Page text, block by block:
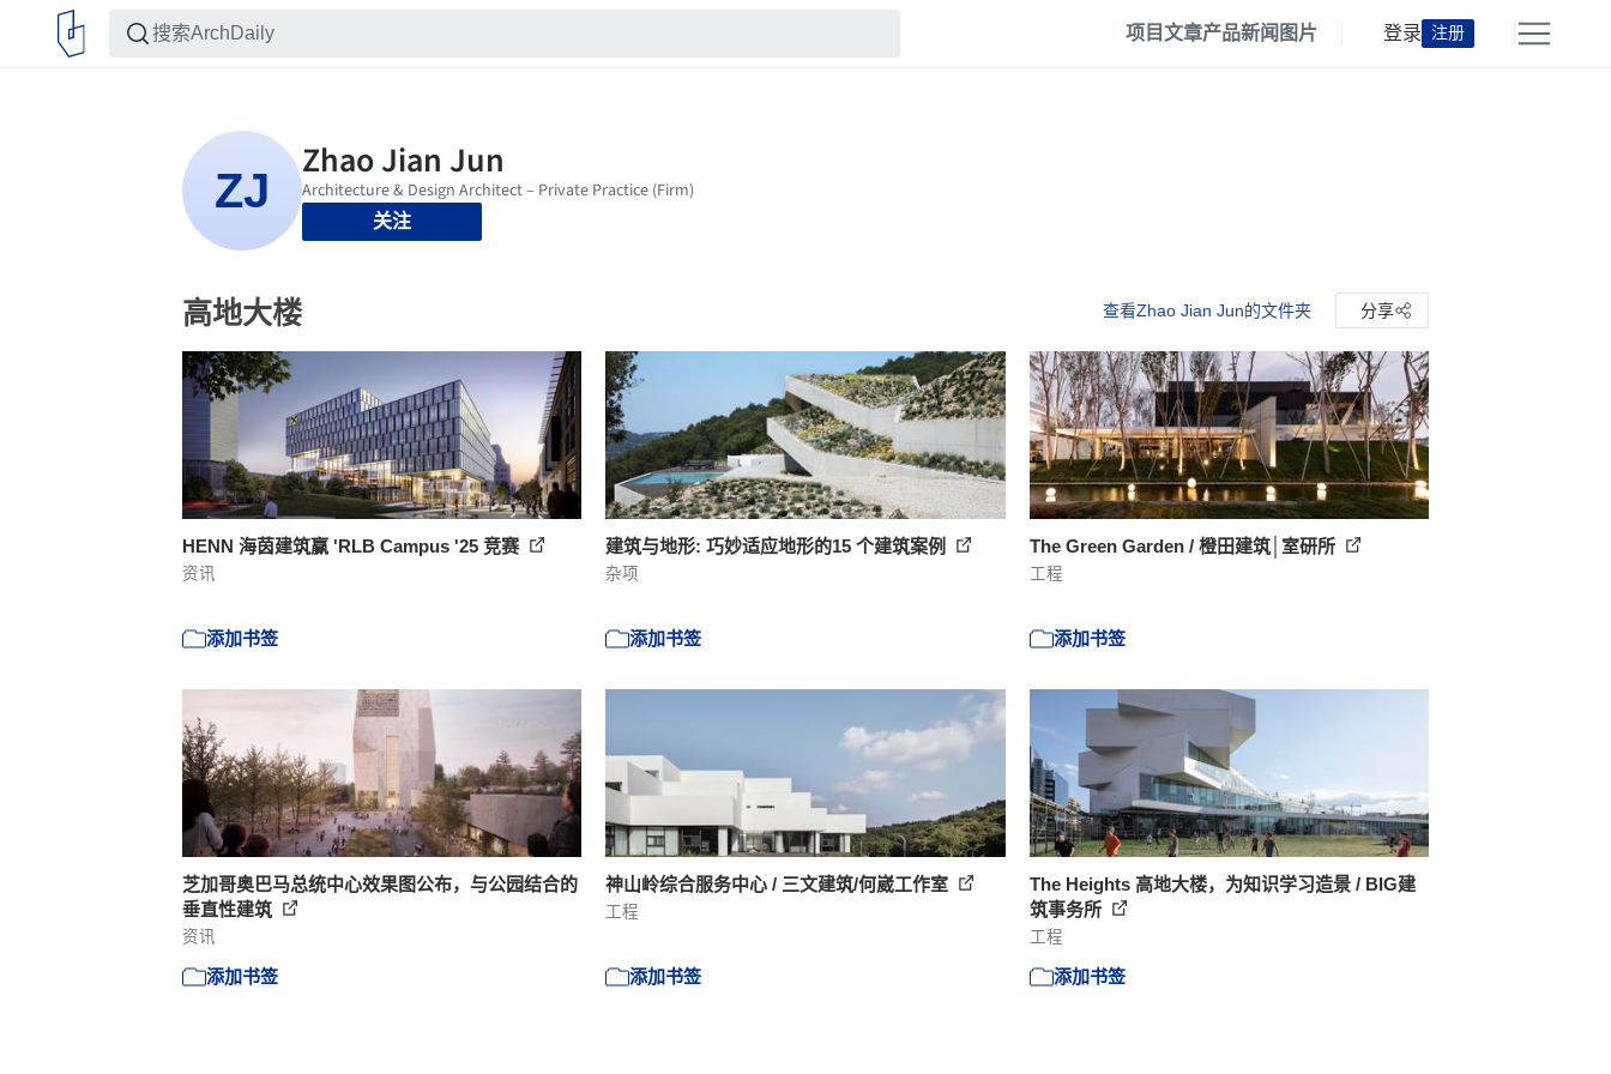
项目文章产品新闻 图片 登录 注册
关注
高地大楼 查看Zhao Jian Jun的文件夹 分享
HENN 海茵建筑赢 'RLB Campus '25 竞赛
资讯
添加书签
建筑与地形: 巧妙适应地形的15 个建筑案例
杂项
添加书签
The Green Garden / 橙田建筑│室研所
工程
添加书签
芝加哥奥巴马总统中心效果图公布，与公园结合的
垂直性建筑
资讯
添加书签
神山岭综合服务中心 / 三文建筑/何崴工作室
工程
添加书签
The Heights 高地大楼，为知识学习造景 / BIG建
筑事务所
工程
添加书签